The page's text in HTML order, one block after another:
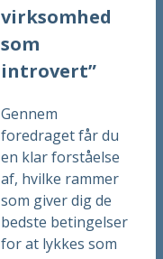
virksomhed
som
introvert”
Gennem
foredraget får du
en klar forståelse
af, hvilke rammer
som giver dig de
bedste betingelser
for at lykkes som